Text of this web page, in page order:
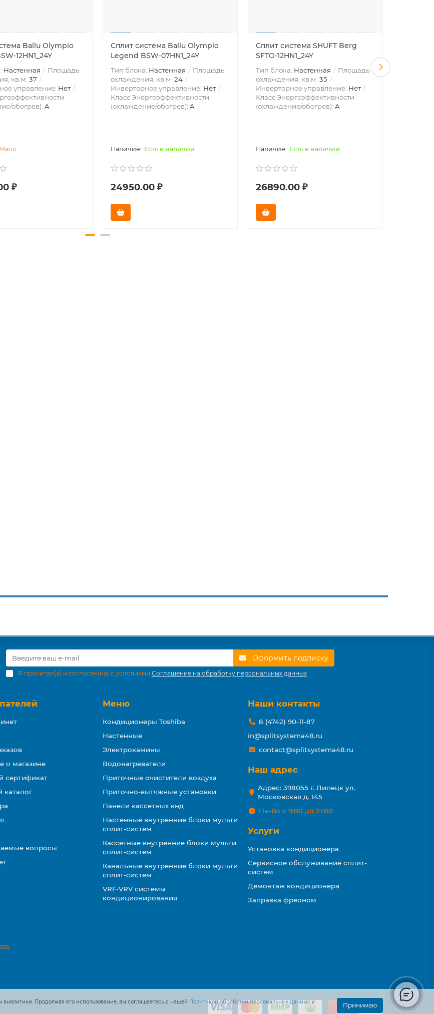
Ballu Olympio
12HN1_24Y
Настенная
Площадь
кв.м: 37
управление: Нет
обогрев): A
Мало
₽
Сплит система Ballu Olympio
Legend BSW-07HN1_24Y
Тип блока: Настенная
Площадь
охлаждения, кв.м: 24
Инверторное управление: Нет
Класс Энергоэффективности
(охлаждение/обогрев): A
Есть в наличии
24950.00 ₽
Сплит система SHUFT Berg
SFTO-12HN1_24Y
Тип блока: Настенная
Площадь
охлаждения, кв.м: 35
Инверторное управление: Нет
Класс Энергоэффективности
(охлаждение/обогрев): A
Есть в наличии
26890.00 ₽
Продолжая его использование, вы соглашаетесь с нашей Политикой обработки персональных данных и
Принимаю
Оформить подписку
Я прочитал(а) и согласен(на) с условиями Соглашение на обработку персональных данных
о магазине
сертификат
каталог
вопросы
Меню
Кондиционеры Toshiba
Настенные
Электрокамины
Водонагреватели
Приточные очистители воздуха
Приточно-вытяжные установки
Панели кассетных кнд
Настенные внутренние блоки мульти
сплит-систем
Кассетные внутренние блоки мульти
сплит-систем
Канальные внутренние блоки мульти
сплит-систем
VRF-VRV системы
кондиционирования
Наши контакты
8 (4742) 90-11-87
in@splitsystema48.ru
contact@splitsystema48.ru
Наш адрес
Адрес: 398055 г. Липецк ул.
Московская д. 145
Пн-Вс с 9:00 до 21:00
Услуги
Установка кондиционера
Сервисное обслуживание сплит-
систем
Демонтаж кондиционера
Заправка фреоном